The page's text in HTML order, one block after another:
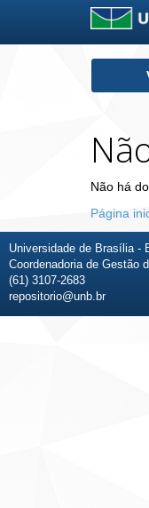
Não há
Página
Universidade de Brasília -
Coordenadoria de Gestão
(61) 3107-2683
repositorio@unb.br